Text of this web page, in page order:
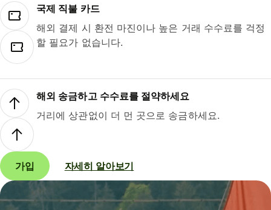
국제 직불 카드
해외 결제 시 환전 마진이나 높은 거래 수수료를 걱정
할 필요가 없습니다.
해외 송금하고 수수료를 절약하세요
거리에 상관없이 더 먼 곳으로 송금하세요.
가입 자세히 알아보기